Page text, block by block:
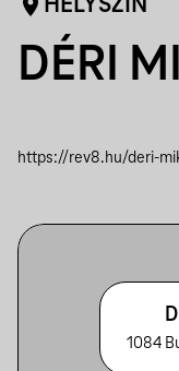
HELYSZÍN
DÉRI
https://rev8.hu/deri-
1084